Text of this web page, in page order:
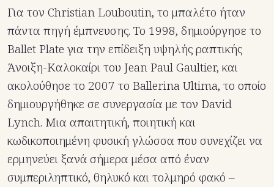
Για τον Christian Louboutin, το μπαλέτο ήταν
πάντα πηγή έμπνευσης. Το 1998, δημιούργησε το
Ballet Plate για την επίδειξη υψηλής ραπτικής
Άνοιξη-Καλοκαίρι του Jean Paul Gaultier, και
ακολούθησε το 2007 το Ballerina Ultima, το οποίο
δημιουργήθηκε σε συνεργασία με τον David
Lynch. Μια απαιτητική, ποιητική και
κωδικοποιημένη φυσική γλώσσα που συνεχίζει να
ερμηνεύει ξανά σήμερα μέσα από έναν
συμπεριληπτικό, θηλυκό και τολμηρό φακό –